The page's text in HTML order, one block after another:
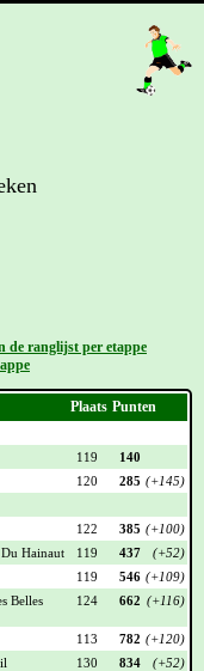
de ranglijst per etappe
Plaats Punten
119
140
120 285 (+145)
122 385 (+100)
Hainaut 119 437
(+52)
119 546 (+109)
Belles
124 662 (+116)
113 782 (+120)
130 834
(+52)